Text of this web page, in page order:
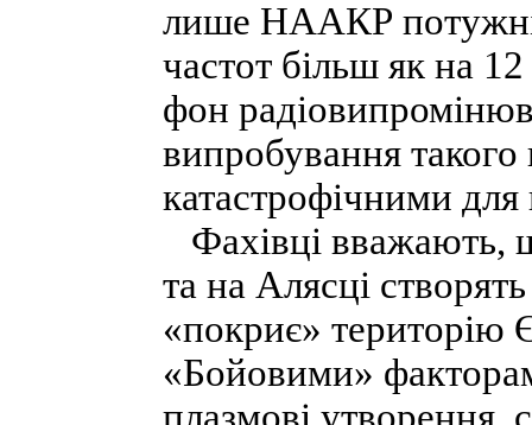
лише НААКР
частот більш як на
фон
випробування
катастрофічними
Фахівці вважають,
та на Алясці
«покриє» територію
«Бойовими»